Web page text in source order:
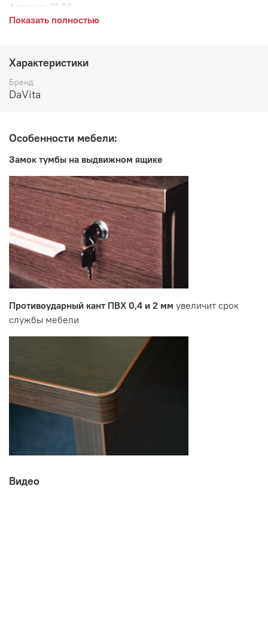
Артикул: 21.06
ширина 450 мм
высота 670 мм
Производитель:
Мебельная фабрика ВИТРА, Торговая марка DaVita
Показать полностью
Характеристики
Бренд
DaVita
Особенности мебели:
Замок тумбы на выдвижном ящике
Противоударный кант ПВХ 0,4 и 2 мм увеличит срок
службы мебели
Видео